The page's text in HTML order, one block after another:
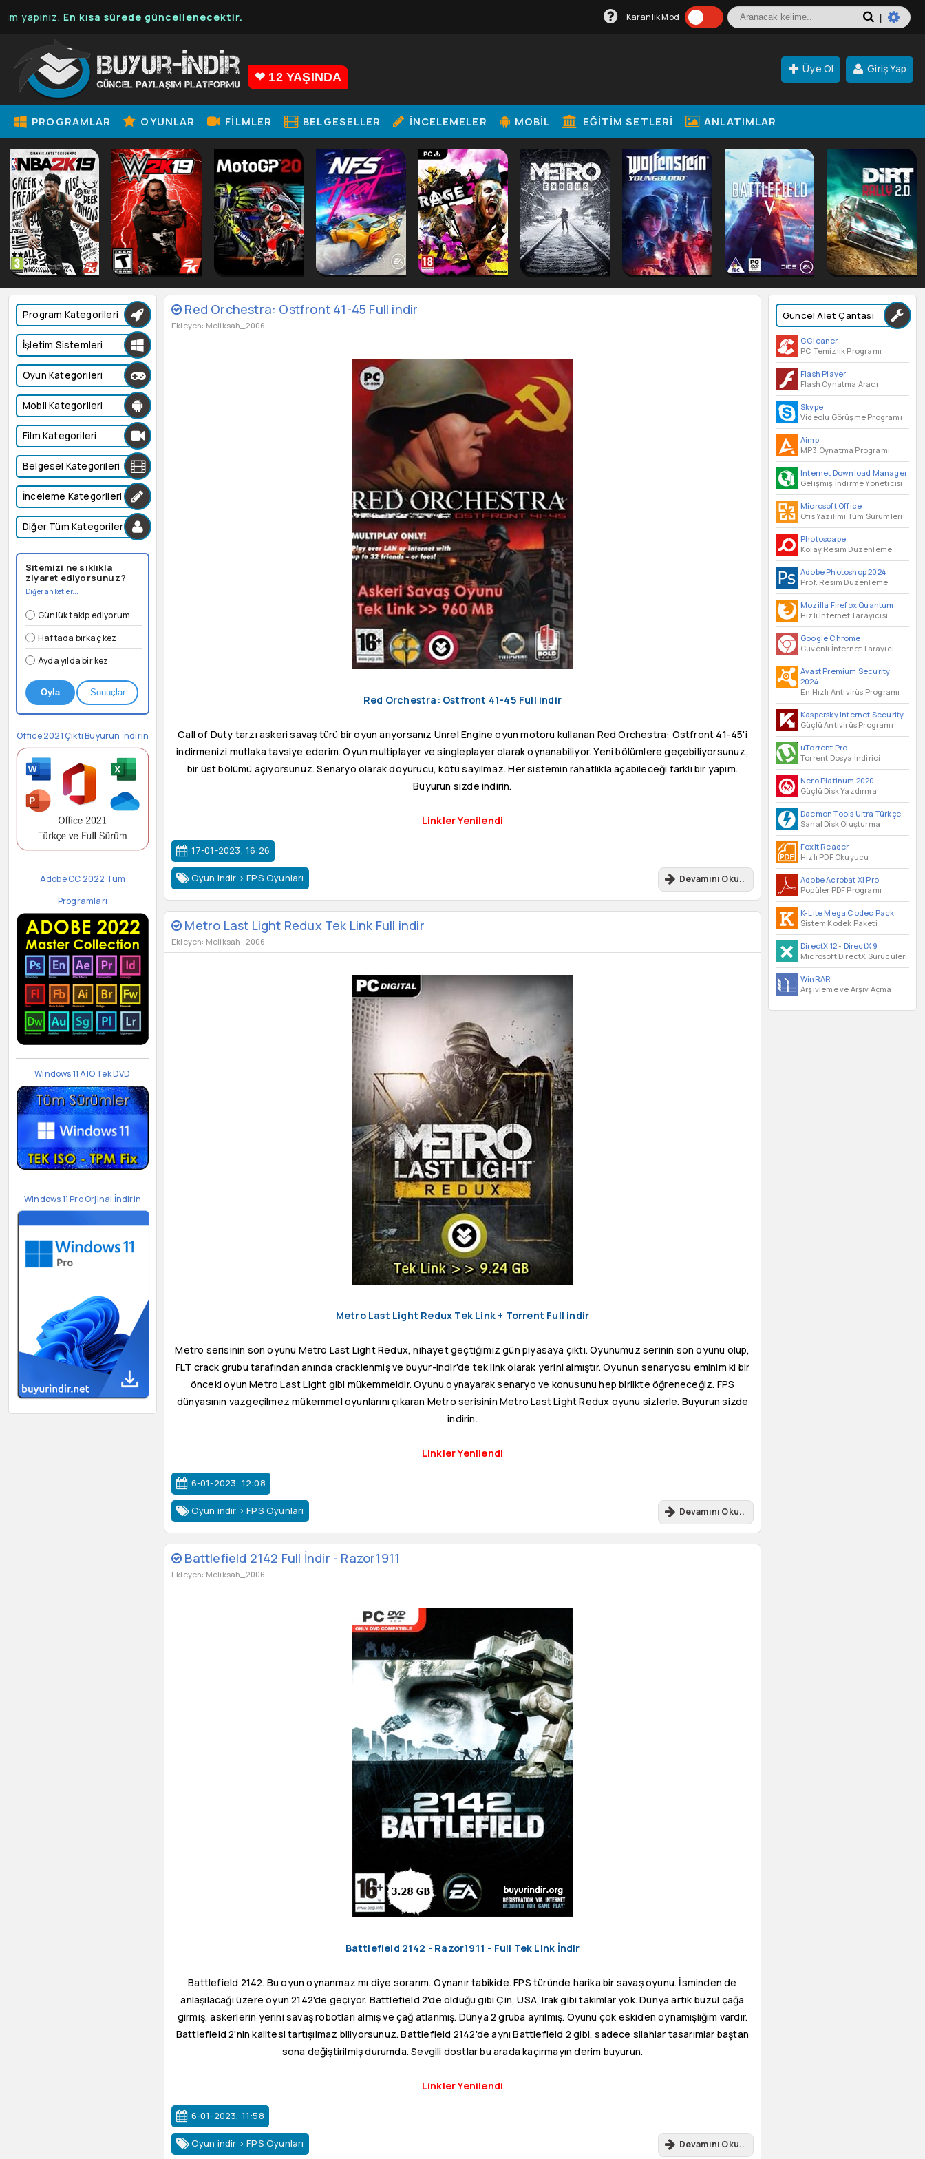
En kısa sürede güncellenecektir. Karanlık Mod
❤ 12 YAŞINDA
Üye Ol Giriş Yap
PROGRAMLAR OYUNLAR FILMLER BELGESELLER İNCELEMELER MOBIL EĞITIM SETLERI ANLATIMLAR
Güncel Alet Çantası
CCleaner
PC Temizlik Programı
Flash Player
Flash Oynatma Aracı
Skype
Videolu Görüşme Programı
Aimp
MP3 Oynatma Programı
Internet Download Manager
Gelişmiş İndirme Yöneticisi
Microsoft Office
Ofis Yazılımı Tüm Sürümleri
Photoscape
Kolay Resim Düzenleme
Adobe Photoshop 2024
Prof. Resim Düzenleme
Mozilla Firefox Quantum
Hızlı İnternet Tarayıcısı
Google Chrome
Güvenli İnternet Tarayıcı
Avast Premium Security
2024
En Hızlı Antivirüs Programı
Kaspersky Internet Security
Güçlü Antivirüs Programı
uTorrent Pro
Torrent Dosya İndirici
Nero Platinum 2020
Güçlü Disk Yazdırma
Daemon Tools Ultra Türkçe
Sanal Disk Oluşturma
Foxit Reader
Hızlı PDF Okuyucu
Adobe Acrobat XI Pro
Popüler PDF Programı
K-Lite Mega Codec Pack
Sistem Kodek Paketi
DirectX 12- DirectX 9
Microsoft DirectX Sürücüleri
WinRAR
Arşivleme ve Arşiv Açma
Program Kategorileri
İşletim Sistemleri
Oyun Kategorileri
Mobil Kategorileri
Film Kategorileri
Belgesel Kategorileri
İnceleme Kategorileri
Diğer Tüm Kategoriler
Sitemizi ne sıklıkla
ziyaret ediyorsunuz?
Diğer anketler...
Günlük takip ediyorum
Haftada birkaç kez
Ayda yılda bir kez
Oyla Sonuçlar
Office 2021 Çıktı Buyurun İndirin
Adobe CC 2022 Tüm
Programları
Windows 11 AIO Tek DVD
Windows 11 Pro Orjinal İndirin
Red Orchestra: Ostfront 41-45 Full indir
Ekleyen: Meliksah_2006
Red Orchestra: Ostfront 41-45 Full indir
Call of Duty tarzı askeri savaş türü bir oyun arıyorsanız Unrel Engine oyun motoru kullanan Red Orchestra: Ostfront 41-45'i
indirmenizi mutlaka tavsiye ederim. Oyun multiplayer ve singleplayer olarak oynanabiliyor. Yeni bölümlere geçebiliyorsunuz,
bir üst bölümü açıyorsunuz. Senaryo olarak doyurucu, kötü sayılmaz. Her sistemin rahatlıkla açabileceği farklı bir yapım.
Buyurun sizde indirin.
Linkler Yenilendi
17-01-2023, 16:26
Oyun indir >FPS Oyunları Devamını Oku..
Metro Last Light Redux Tek Link Full indir
Ekleyen: Meliksah_2006
Metro Last Light Redux Tek Link + Torrent Full indir
Metro serisinin son oyunu Metro Last Light Redux, nihayet geçtiğimiz gün piyasaya çıktı. Oyunumuz serinin son oyunu olup,
FLT crack grubu tarafından anında cracklenmiş ve buyur-indir'de tek link olarak yerini almıştır. Oyunun senaryosu eminim ki bir
önceki oyun Metro Last Light gibi mükemmeldir. Oyunu oynayarak senaryo ve konusunu hep birlikte öğreneceğiz. FPS
dünyasının vazgeçilmez mükemmel oyunlarını çıkaran Metro serisinin Metro Last Light Redux oyunu sizlerle. Buyurun sizde
indirin.
Linkler Yenilendi
6-01-2023, 12:08
Oyun indir >FPS Oyunları Devamını Oku..
Battlefield 2142 Full İndir - Razor1911
Ekleyen: Meliksah_2006
Battlefield 2142 - Razor1911 - Full Tek Link İndir
Battlefield 2142. Bu oyun oynanmaz mı diye sorarım. Oynanır tabikide. FPS türünde harika bir savaş oyunu. İsminden de
anlaşılacağı üzere oyun 2142'de geçiyor. Battlefield 2'de olduğu gibi Çin, USA, Irak gibi takımlar yok. Dünya artık buzul çağa
girmiş, askerlerin yerini savaş robotları almış ve çağ atlanmış. Dünya 2 gruba ayrılmış. Oyunu çok eskiden oynamışlığım vardır.
Battlefield 2'nin kalitesi tartışılmaz biliyorsunuz. Battlefield 2142'de aynı Battlefield 2 gibi, sadece silahlar tasarımlar baştan
sona değiştirilmiş durumda. Sevgili dostlar bu arada kaçırmayın derim buyurun.
Linkler Yenilendi
6-01-2023, 11:58
Oyun indir >FPS Oyunları Devamını Oku..